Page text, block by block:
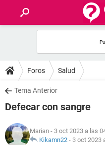
FOROS
SALUD
NUTRICIÓN
Foros Salud
Tema Anterior
Defecar con sangre
Marian - 3 oct 2023 a las
Kikamn22 - 3 oct 2023